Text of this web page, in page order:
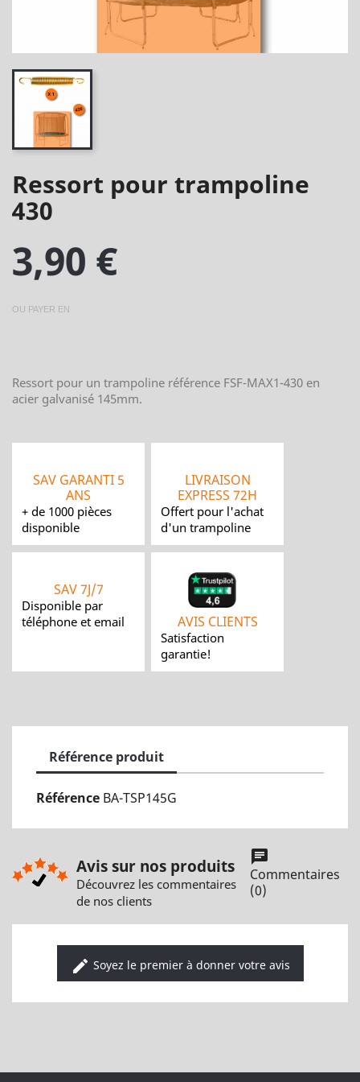
Ressort pour trampoline
430
3,90 €
OU PAYER EN
Ressort pour un trampoline référence FSF-MAX1-430 en
acier galvanisé 145mm.
SAV GARANTI 5
ANS
+ de 1000 pièces
disponible
LIVRAISON
EXPRESS 72H
Offert pour l'achat
d'un trampoline
SAV 7J/7
Disponible par
téléphone et email
AVIS CLIENTS
Satisfaction
garantie!
Référence produit
Référence BA-TSP145G
Avis sur nos produits
Découvrez les commentaires
de nos clients
chat
Commentaires
(0)
edit Soyez le premier à donner votre avis